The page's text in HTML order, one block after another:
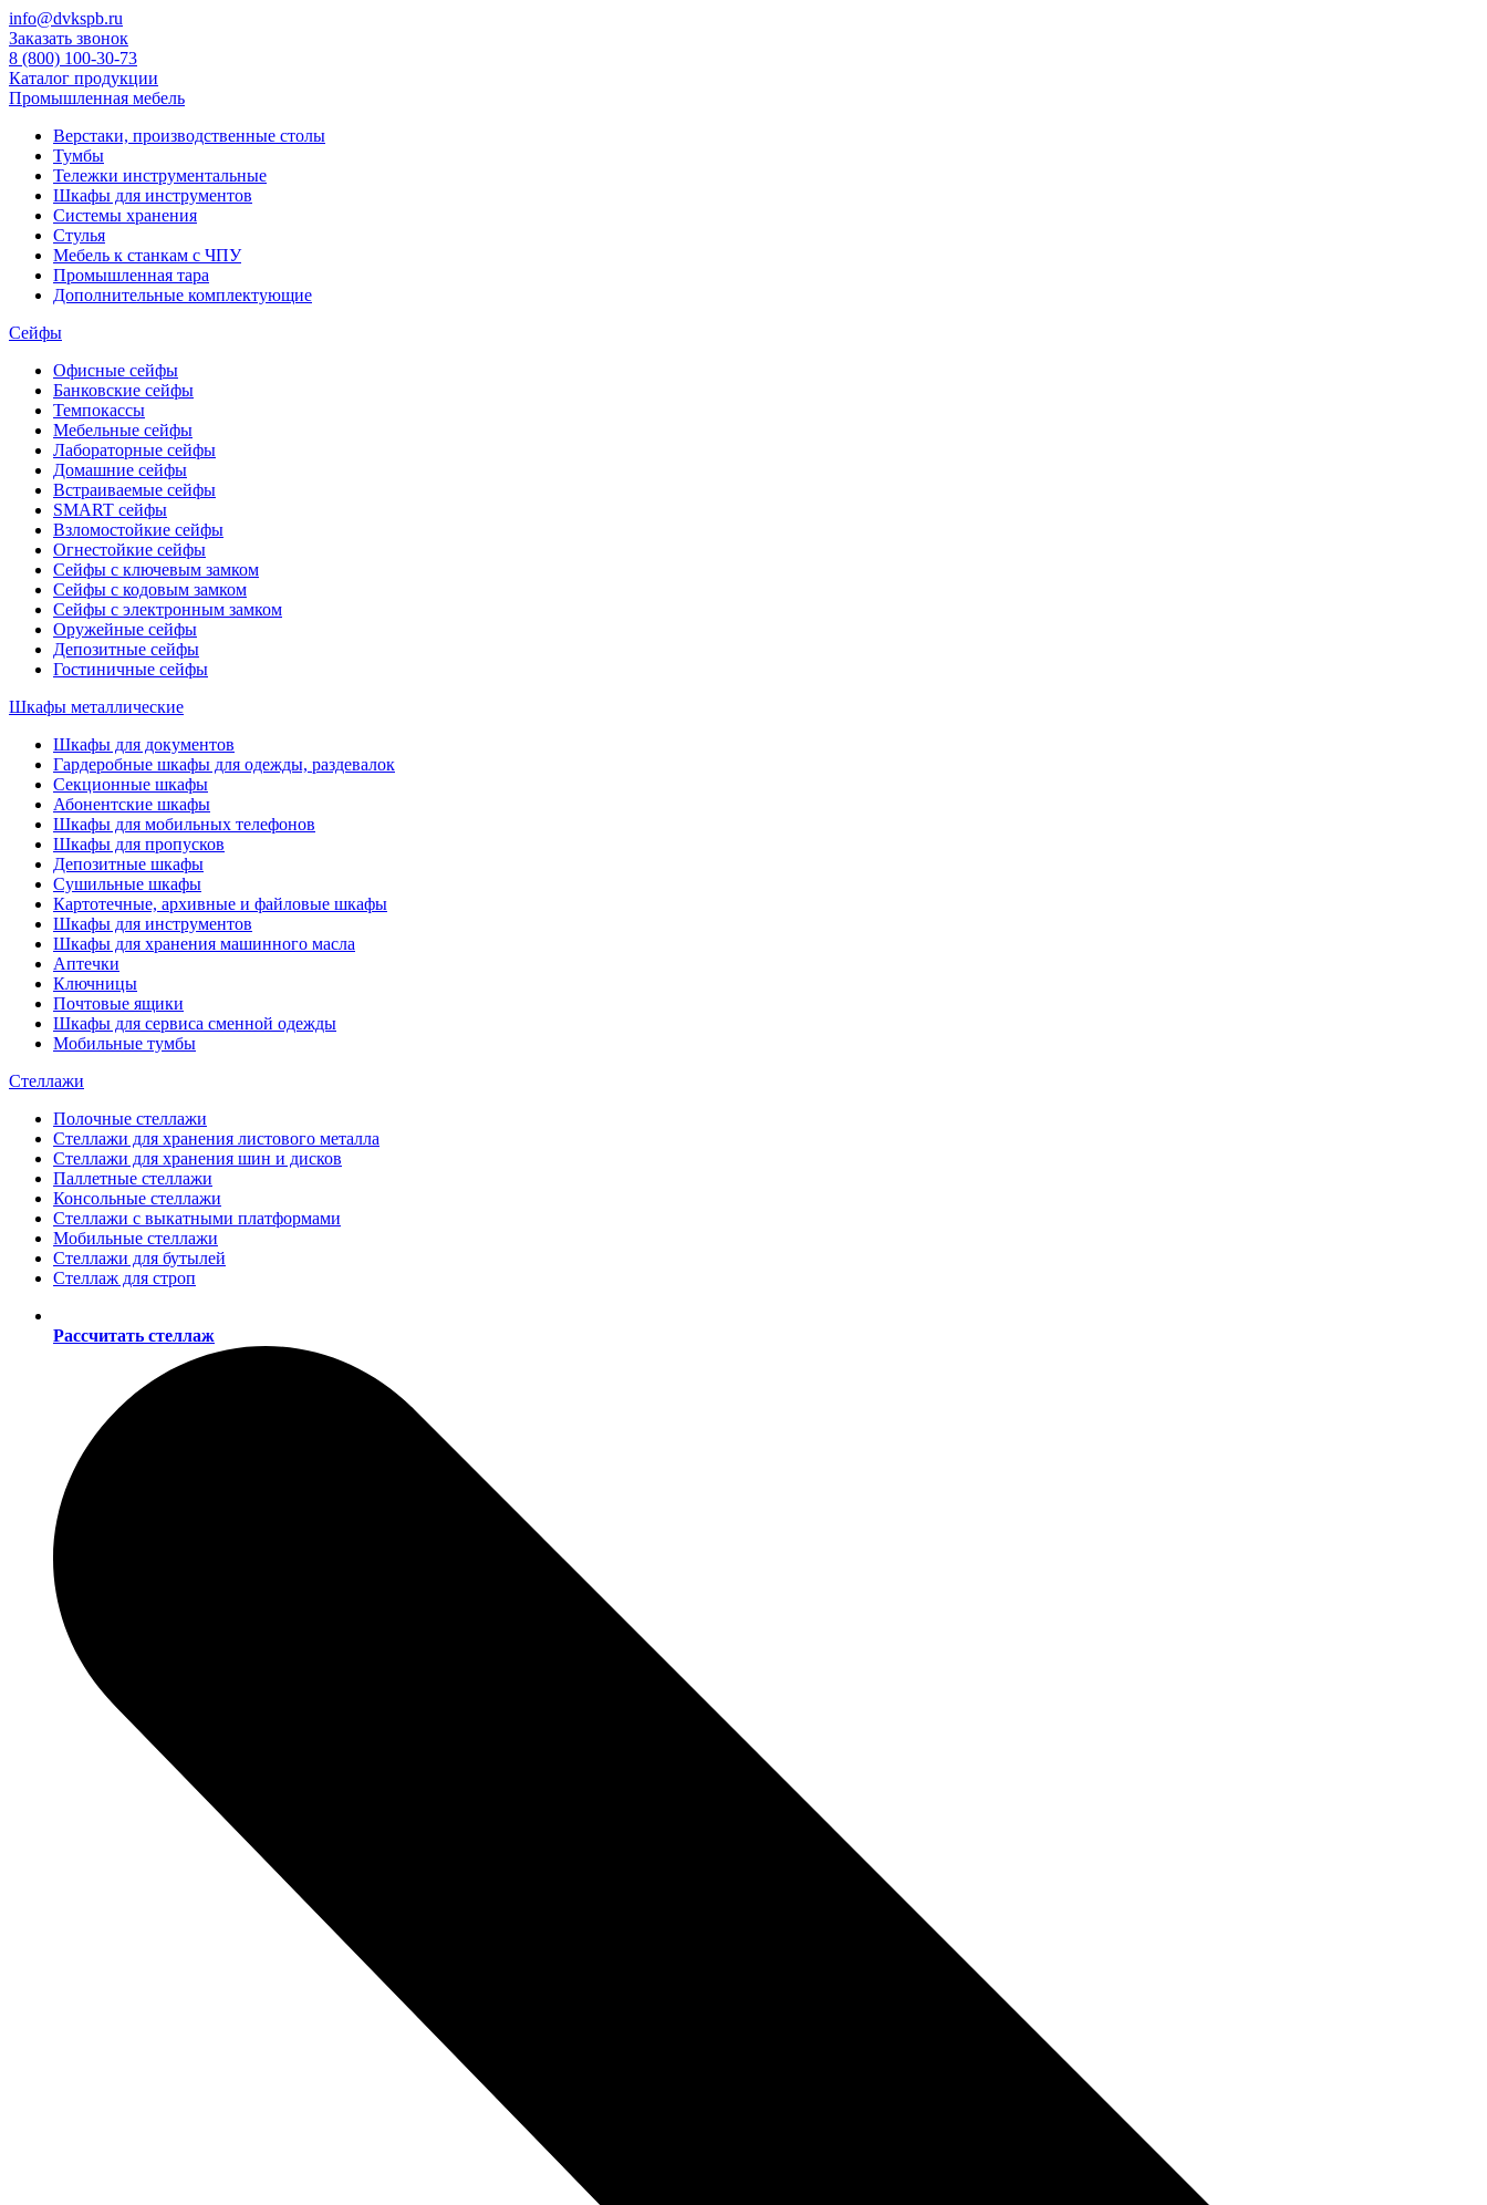
info@dvkspb.ru
Заказать звонок
8 (800) 100-30-73
Каталог продукции
Промышленная мебель
Верстаки, производственные столы
Тумбы
Тележки инструментальные
Шкафы для инструментов
Системы хранения
Стулья
Мебель к станкам с ЧПУ
Промышленная тара
Дополнительные комплектующие
Сейфы
Офисные сейфы
Банковские сейфы
Темпокассы
Мебельные сейфы
Лабораторные сейфы
Домашние сейфы
Встраиваемые сейфы
SMART сейфы
Взломостойкие сейфы
Огнестойкие сейфы
Сейфы с ключевым замком
Сейфы с кодовым замком
Сейфы с электронным замком
Оружейные сейфы
Депозитные сейфы
Гостиничные сейфы
Шкафы металлические
Шкафы для документов
Гардеробные шкафы для одежды, раздевалок
Секционные шкафы
Абонентские шкафы
Шкафы для мобильных телефонов
Шкафы для пропусков
Депозитные шкафы
Сушильные шкафы
Картотечные, архивные и файловые шкафы
Шкафы для инструментов
Шкафы для хранения машинного масла
Аптечки
Ключницы
Почтовые ящики
Шкафы для сервиса сменной одежды
Мобильные тумбы
Стеллажи
Полочные стеллажи
Стеллажи для хранения листового металла
Стеллажи для хранения шин и дисков
Паллетные стеллажи
Консольные стеллажи
Стеллажи с выкатными платформами
Мобильные стеллажи
Стеллажи для бутылей
Стеллаж для строп
Рассчитать стеллаж